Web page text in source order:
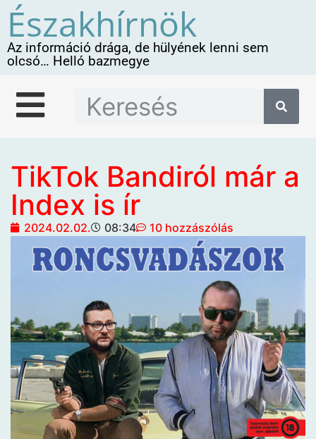
Északhírnök
Az információ drága, de hülyének lenni sem
olcsó… Helló bazmegye
TikTok Bandiról már a
Index is ír
2024.02.02. 08:34 10 hozzászólás